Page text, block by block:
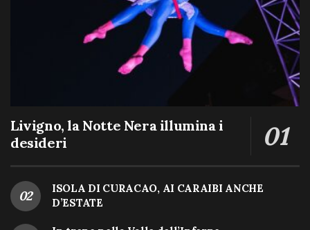
Livigno, la Notte Nera illumina i
desideri
ISOLA DI CURACAO, AI CARAIBI ANCHE
D’ESTATE